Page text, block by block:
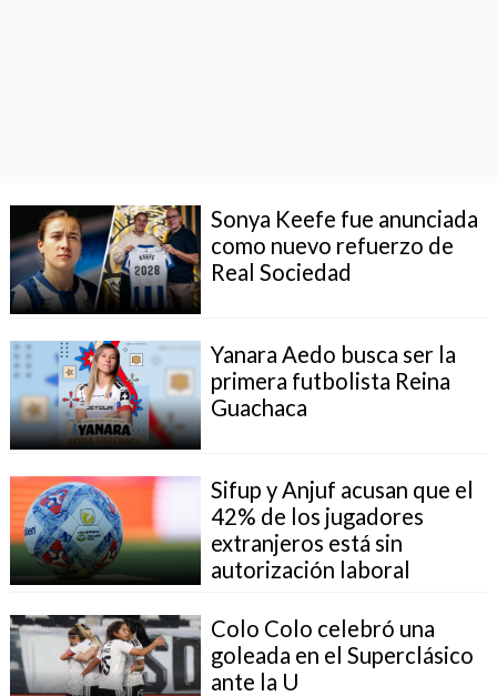
Sonya Keefe fue anunciada
como nuevo refuerzo de
Real Sociedad
Yanara Aedo busca ser la
primera futbolista Reina
Guachaca
Sifup y Anjuf acusan que el
42% de los jugadores
extranjeros está sin
autorización laboral
Colo Colo celebró una
goleada en el Superclásico
ante la U